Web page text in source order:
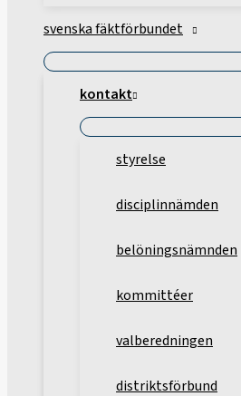
svenska fäktförbundet
kontakt
styrelse
disciplinnämden
belöningsnämnden
kommittéer
valberedningen
distriktsförbund